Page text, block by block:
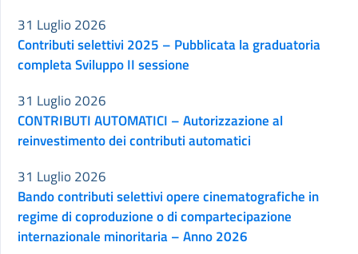
Contributi selettivi 2025 – Pubblicata la graduatoria
completa Sviluppo II sessione
31 Luglio 2026
CONTRIBUTI AUTOMATICI – Autorizzazione al
reinvestimento dei contributi automatici
31 Luglio 2026
Bando contributi selettivi opere cinematografiche in
regime di coproduzione o di compartecipazione
internazionale minoritaria – Anno 2026
31 Luglio 2026